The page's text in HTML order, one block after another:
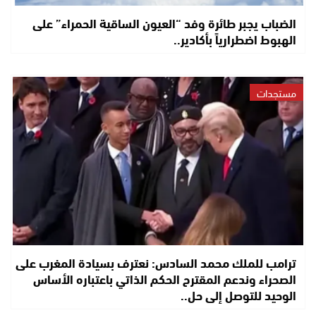
الضباب يجبر طائرة وفد “العيون الساقية الحمراء” على
الهبوط اضطرارياً بأكادير..
مستجدات
ترامب للملك محمد السادس: نعترف بسيادة المغرب على
الصحراء وندعم المقترح الحكم الذاتي باعتباره الأساس
الوحيد للتوصل إلى حل..